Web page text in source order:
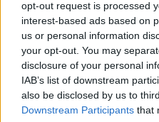
opt-out request is processed
interest-based ads based on
us or personal information
your opt-out. You may
disclosure of your personal
IAB’s list of downstream
also be disclosed by us to
Downstream Participants that
opportunità e sfide.
AUTORE
Staff